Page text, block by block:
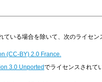
いる場合を除いて、次のライセン
(CC-BY) 2.0 France.
3.0 Unportedでライセンスされて